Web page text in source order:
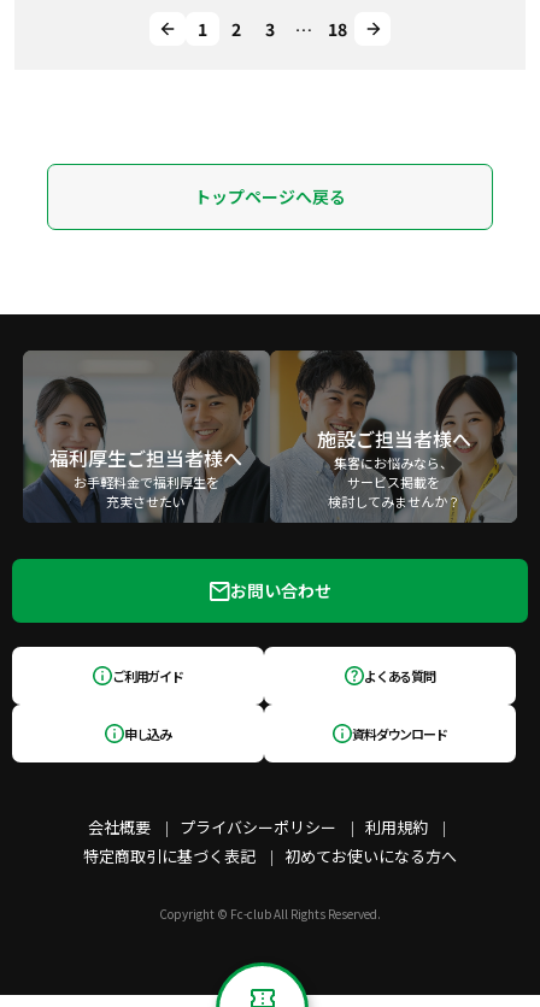
1 2 3 … 18
トップページへ戻る
福利厚生ご担当者様へ
お手軽料金で福利厚生を
充実させたい
施設ご担当者様へ
集客にお悩みなら、
サービス掲載を
検討してみませんか？
会社概要 プライバシーポリシー
利用規約
特定商取引に基づく表記
初めてお使いになる方へ
お問い合わせ
ご利用ガイド よくある質問
申し込み 資料ダウンロード
Copyright © Fc-club All Rights Reserved.